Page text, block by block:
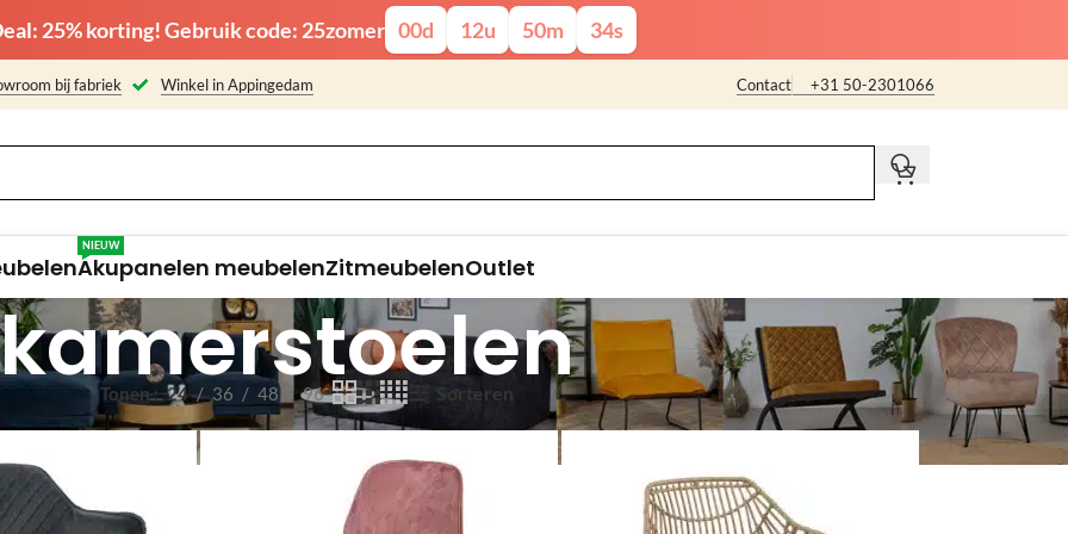
25% korting! Gebruik code: 25zomer 00d 12u 50m 33s
bij fabriek Winkel in Appingedam Contact +31 50-2301066
Akupanelen meubelen
NIEUW
ZitmeubelenOutlet
Tonen 24 36 48 96 Sorteren